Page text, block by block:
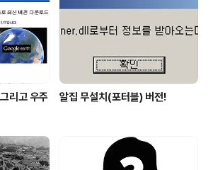
리고 우주
알집 무설치(포터블) 버전!